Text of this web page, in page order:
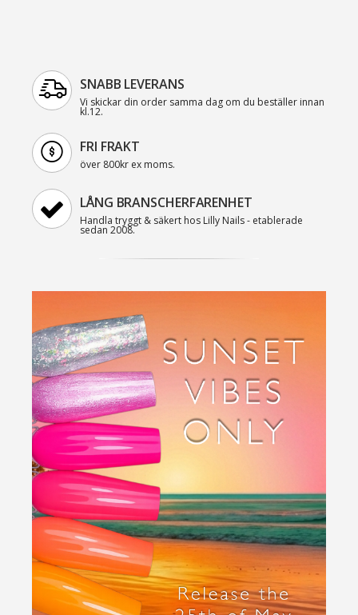
SNABB LEVERANS
Vi skickar din order samma dag om du beställer innan
kl.12.
FRI FRAKT
över 800kr ex moms.
LÅNG BRANSCHERFARENHET
Handla tryggt & säkert hos Lilly Nails - etablerade
sedan 2008.